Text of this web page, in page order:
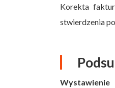
Korekta
stwierdzenia